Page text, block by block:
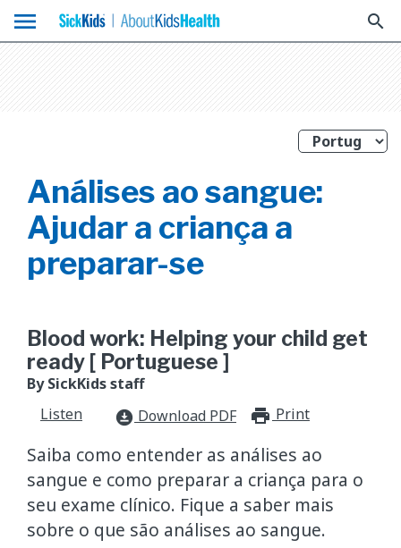
menu search
Análises ao sangue:
Ajudar a criança a
preparar-se
Blood work: Helping your child get
ready [ Portuguese ]
By SickKids staff
Listen
download_for_offline Download PDF Print
Saiba como entender as análises ao
sangue e como preparar a criança para o
seu exame clínico. Fique a saber mais
sobre o que são análises ao sangue.